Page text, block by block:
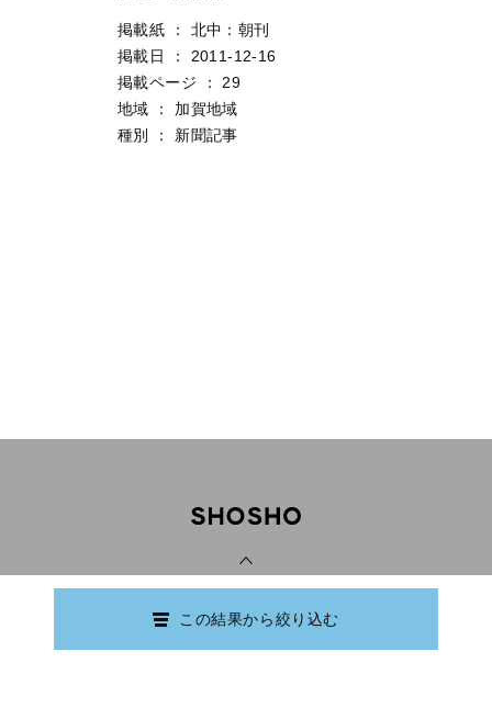
掲載紙 ：
北中：朝刊
掲載日
：
2011-12-16
掲載ページ
：
29
地域
：
加賀地域
種別
： 新聞記事
この結果から絞り込む
Copyright © Ishikawa Prefectural Library.